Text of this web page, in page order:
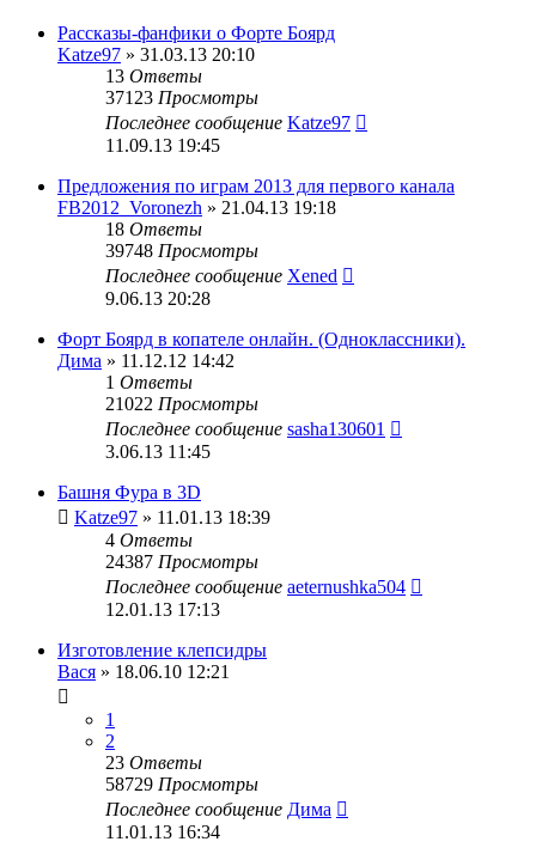
Рассказы-фанфики о Форте Боярд
Katze97 » 31.03.13 20:10
13 Ответы
37123 Просмотры
Последнее сообщение Katze97
11.09.13 19:45
Предложения по играм 2013 для первого канала
FB2012_Voronezh » 21.04.13 19:18
18 Ответы
39748 Просмотры
Последнее сообщение Xened
9.06.13 20:28
Форт Боярд в копателе онлайн. (Одноклассники).
Дима » 11.12.12 14:42
1 Ответы
21022 Просмотры
Последнее сообщение sasha130601
3.06.13 11:45
Башня Фура в 3D
Katze97 » 11.01.13 18:39
4 Ответы
24387 Просмотры
Последнее сообщение aeternushka504
12.01.13 17:13
Изготовление клепсидры
Вася » 18.06.10 12:21
1
2
23 Ответы
58729 Просмотры
Последнее сообщение Дима
11.01.13 16:34